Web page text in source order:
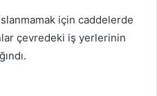
için caddelerde
çevredeki iş yerlerinin